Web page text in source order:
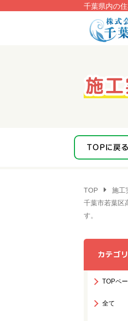
千葉県内の
TOP 施工
千葉市若葉区
す。
カテゴ
TOPペ
全て